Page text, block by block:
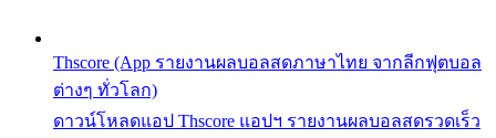
Thscore (App รายงานผลบอลสดภาษาไทย จากลีกฟุตบอล
ต่างๆ ทั่วโลก)
ดาวน์โหลดแอป Thscore แอปฯ รายงานผลบอลสดรวดเร็ว